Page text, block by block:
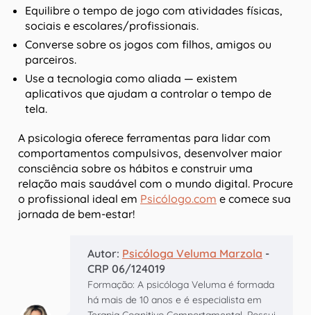
Equilibre o tempo de jogo com atividades físicas,
sociais e escolares/profissionais.
Converse sobre os jogos com filhos, amigos ou
parceiros.
Use a tecnologia como aliada — existem
aplicativos que ajudam a controlar o tempo de
tela.
A psicologia oferece ferramentas para lidar com
comportamentos compulsivos, desenvolver maior
consciência sobre os hábitos e construir uma
relação mais saudável com o mundo digital. Procure
o profissional ideal em Psicólogo.com e comece sua
jornada de bem-estar!
Autor: Psicóloga Veluma Marzola -
CRP 06/124019
Formação: A psicóloga Veluma é formada
há mais de 10 anos e é especialista em